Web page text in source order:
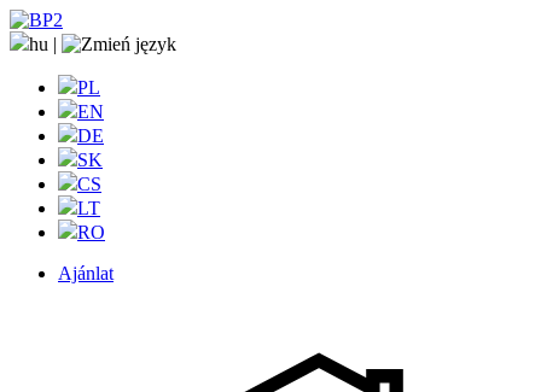
hu |
PL
EN
DE
SK
CS
LT
RO
Ajánlat